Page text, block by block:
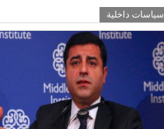
سياسات داخلية